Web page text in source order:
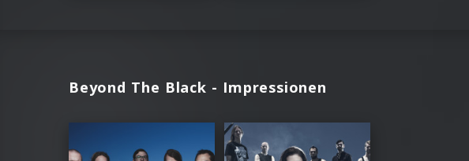
Beyond The Black - Impressionen